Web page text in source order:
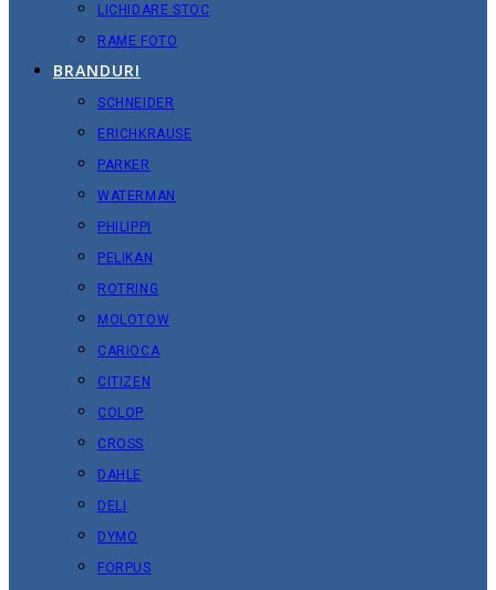
LICHIDARE STOC
RAME FOTO
BRANDURI
SCHNEIDER
ERICHKRAUSE
PARKER
WATERMAN
PHILIPPI
PELIKAN
ROTRING
MOLOTOW
CARIOCA
CITIZEN
COLOP
CROSS
DAHLE
DELI
DYMO
FORPUS